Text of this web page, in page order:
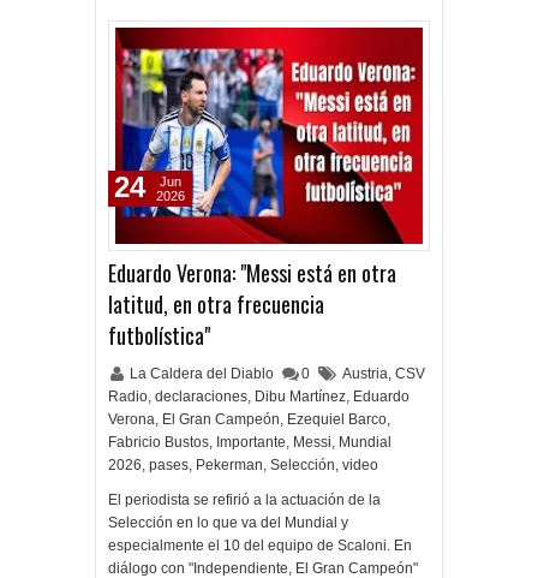
Eduardo Verona: "Messi está en otra
latitud, en otra frecuencia
futbolística"
La Caldera del Diablo 0 Austria, CSV
Radio, declaraciones, Dibu Martínez, Eduardo
Verona, El Gran Campeón, Ezequiel Barco,
Fabricio Bustos, Importante, Messi, Mundial
2026, pases, Pekerman, Selección, video
El periodista se refirió a la actuación de la
Selección en lo que va del Mundial y
especialmente el 10 del equipo de Scaloni. En
diálogo con "Independiente, El Gran Campeón"
24
Jun
2026